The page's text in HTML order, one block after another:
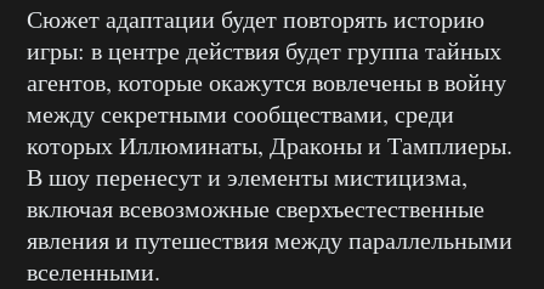
Сюжет адаптации будет повторять историю
игры: в центре действия будет группа тайных
агентов, которые окажутся вовлечены в войну
между секретными сообществами, среди
которых Иллюминаты, Драконы и Тамплиеры.
В шоу перенесут и элементы мистицизма,
включая всевозможные сверхъестественные
явления и путешествия между параллельными
вселенными.